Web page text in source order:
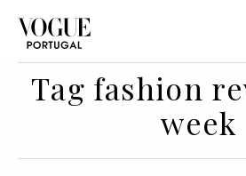
Tag fashion
week